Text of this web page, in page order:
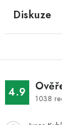
Diskuze
4.9 1038